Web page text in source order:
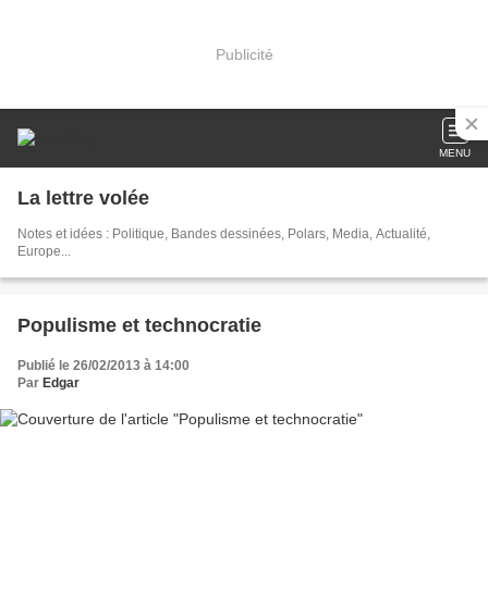
Publicité
MENU
La lettre volée
Notes et idées : Politique, Bandes dessinées, Polars, Media, Actualité,
Europe...
Populisme et technocratie
Publié le 26/02/2013 à 14:00
Par Edgar